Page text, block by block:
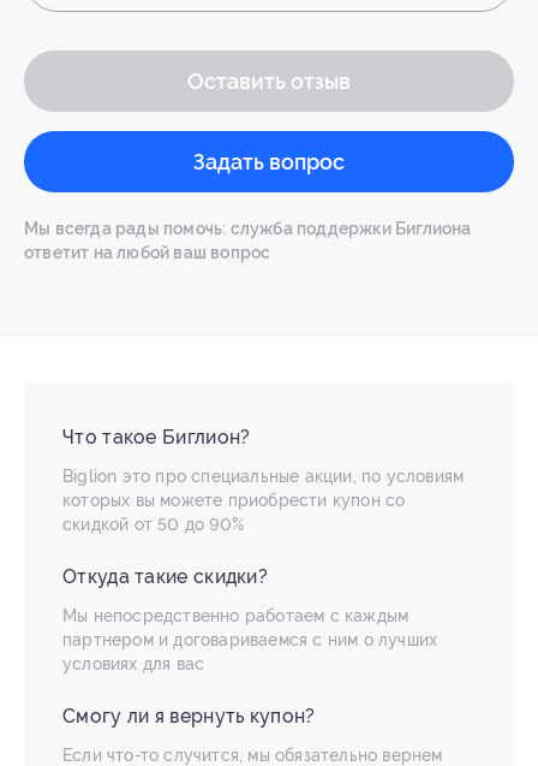
Оставить отзыв
Задать вопрос
Мы всегда рады помочь: служба поддержки Биглиона
ответит на любой ваш вопрос
Что такое Биглион?
Biglion это про специальные акции, по условиям
которых вы можете приобрести купон со
скидкой от 50 до 90%
Откуда такие скидки?
Мы непосредственно работаем с каждым
партнером и договариваемся с ним о лучших
условиях для вас
Смогу ли я вернуть купон?
Если что-то случится, мы обязательно вернем